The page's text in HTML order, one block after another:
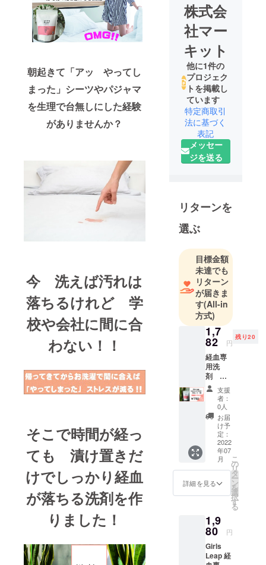
朝起きて「アッ やってし
まった」 シーツやパジャマ
を生理で台無しにした経験
がありませんか？
今 洗えば汚れは
落ちるけれど 学
校や会社に間に合
わない！！
そこで時間が経っ
ても 漬け置きだ
けでしっかり経血
が落ちる洗剤を作
りました！
株式会
社マー
キット
他に1件の
プロジェク
トを掲載し
ています
特定商取引
法に基づく
表記
メッセー
ジを送る
リターンを
選ぶ
目標金額
未達でも
リターン
が届きま
す(All-in
方式)
1,7
82 円
残り20
経血専
用洗
剤
200g
1袋 通
常1980
円を
０％OF
使用方
法＊ １
Lの
30℃前
後の湯
に対
剤５ｇ
を入れ
て 30～
60分
漬け置
支援
者：
0人
お届
け予
定：
2022
年07
月
詳細を見る
こ
の
リ
タ
ー
ン
を
選
択
す
る
1,9
80 円
Girls
Leap 経